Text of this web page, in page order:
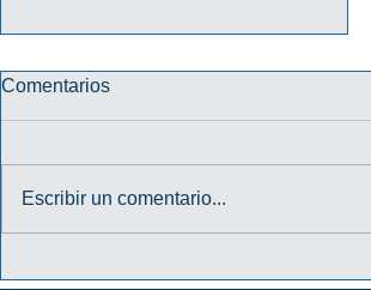
Comentarios
Escribir un comentario...